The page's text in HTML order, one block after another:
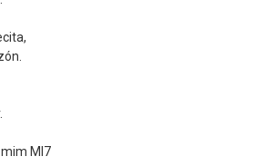
MI7